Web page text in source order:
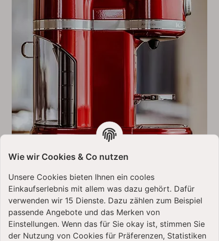
Wie wir Cookies & Co nutzen
Unsere Cookies bieten Ihnen ein cooles
Einkaufserlebnis mit allem was dazu gehört. Dafür
verwenden wir 15 Dienste. Dazu zählen zum Beispiel
passende Angebote und das Merken von
Einstellungen. Wenn das für Sie okay ist, stimmen Sie
der Nutzung von Cookies für Präferenzen, Statistiken